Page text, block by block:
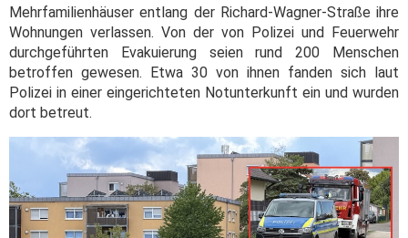
Mehrfamilienhäuser entlang der Richard-Wagner-Straße ihre
Wohnungen verlassen. Von der von Polizei und Feuerwehr
durchgeführten Evakuierung seien rund 200 Menschen
betroffen gewesen. Etwa 30 von ihnen fanden sich laut
Polizei in einer eingerichteten Notunterkunft ein und wurden
dort betreut.